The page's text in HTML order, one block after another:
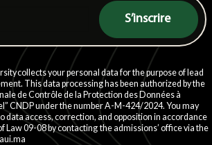
collects your personal data for the purpose of lead
This data processing has been authorized by the
de Contrôle de la Protection des Données à
CNDP under the number A-M-424/2024. You may
data access, correction, and opposition in accordance
Law 09-08 by contacting the admissions’ office via the